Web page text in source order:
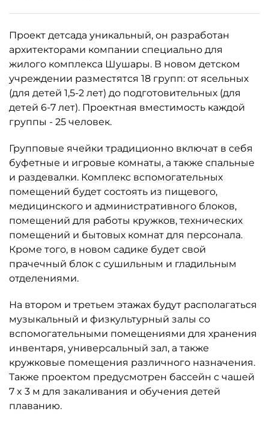
Проект детсада уникальный, он разработан
архитекторами компании специально для
жилого комплекса Шушары. В новом детском
учреждении разместятся 18 групп: от ясельных
(для детей 1,5-2 лет) до подготовительных (для
детей 6-7 лет). Проектная вместимость каждой
группы - 25 человек.
Групповые ячейки традиционно включат в себя
буфетные и игровые комнаты, а также спальные
и раздевалки. Комплекс вспомогательных
помещений будет состоять из пищевого,
медицинского и административного блоков,
помещений для работы кружков, технических
помещений и бытовых комнат для персонала.
Кроме того, в новом садике будет свой
прачечный блок с сушильным и гладильным
отделениями.
На втором и третьем этажах будут располагаться
музыкальный и физкультурный залы со
вспомогательными помещениями для хранения
инвентаря, универсальный зал, а также
кружковые помещения различного назначения.
Также проектом предусмотрен бассейн с чашей
7 x 3 м для закаливания и обучения детей
плаванию.